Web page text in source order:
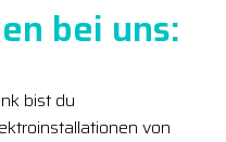
bei uns:
bist du
von